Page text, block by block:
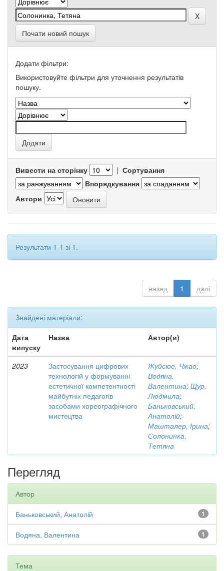
Почати новий пошук
Додати фільтри:
Використовуйте фільтри для уточнення результатів
пошуку.
Вивести на сторінку | Сортування
Впорядкування
Автори
Результати 1-1 зі 1.
назад 1 далі
Знайдені матеріали:
Дата
випуску
Назва Автор(и)
2023
Застосування цифрових
технологій у формуванні
естетичної компетентності
майбутніх педагогів
засобами хореографічного
мистецтва
Жуйсюе, Чжао;
Водяна,
Валентина; Щур,
Людмила;
Баньковський,
Анатолій;
Машталер, Ірина;
Солонинка,
Тетяна
Перегляд
Автор
1
Баньковський, Анатолій
1
Водяна, Валентина
Тема